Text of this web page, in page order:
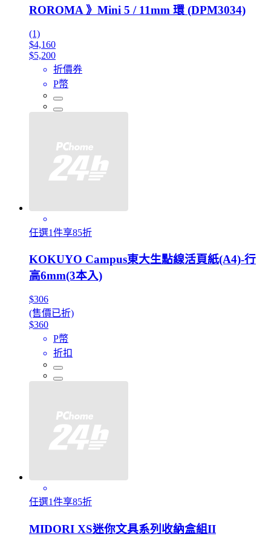
ROROMA 》Mini 5 / 11mm 環 (DPM3034)
(1)
$4,160
$5,200
折價券
P幣
任選1件享85折
KOKUYO Campus東大生點線活頁紙(A4)-行
高6mm(3本入)
$306
(售價已折)
$360
P幣
折扣
任選1件享85折
MIDORI XS迷你文具系列收納盒組II